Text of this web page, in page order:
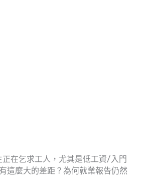
在乞求工人，尤其是低工資/入門
這麼大的差距？為何就業報告仍然